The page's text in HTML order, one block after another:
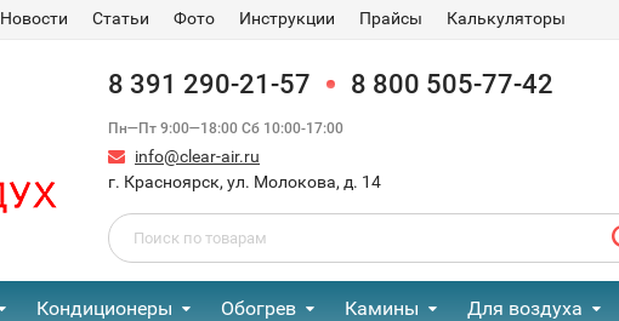
Новости Статьи Фото Инструкции Прайсы Калькуляторы
8 391 290-21-57 8 800 505-77-42
Пн—Пт 9:00—18:00 Сб 10:00-17:00
info@clear-air.ru
г. Красноярск, ул. Молокова, д. 14
Кондиционеры Обогрев Камины Для воздуха